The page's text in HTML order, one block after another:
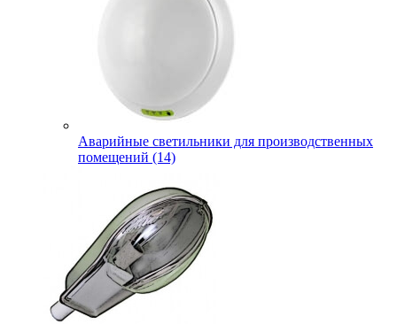
Аварийные светильники для производственных
помещений (14)